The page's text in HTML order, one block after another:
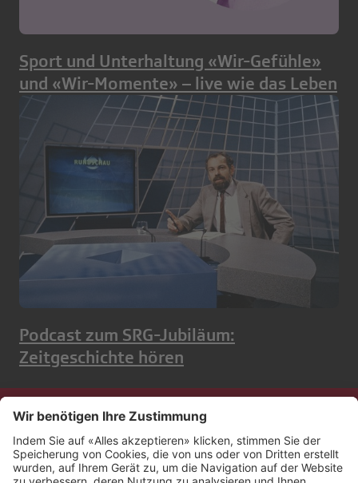
Sport und Unterhaltung «Wir-Gefühle»
und «Wir-Momente» – live wie das Leben
Podcast zum SRG-Jubiläum:
Zeitgeschichte hören
Kontakt
Impressum